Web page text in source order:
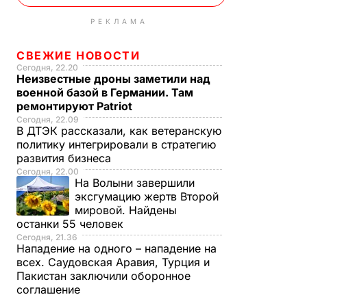
РЕКЛАМА
СВЕЖИЕ НОВОСТИ
Сегодня, 22.20
Неизвестные дроны заметили над
военной базой в Германии. Там
ремонтируют Patriot
Сегодня, 22.09
В ДТЭК рассказали, как ветеранскую
политику интегрировали в стратегию
развития бизнеса
Сегодня, 22.00
На Волыни завершили
эксгумацию жертв Второй
мировой. Найдены
останки 55 человек
Сегодня, 21.36
Нападение на одного – нападение на
всех. Саудовская Аравия, Турция и
Пакистан заключили оборонное
соглашение